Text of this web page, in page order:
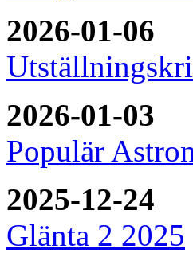
2026-01-06
2026-01-03
Populär
2025-12-24
Glänta 2 2025